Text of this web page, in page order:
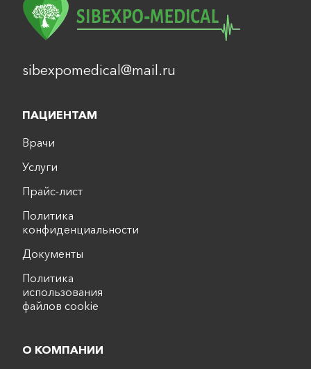
sibexpomedical@mail.ru
ПАЦИЕНТАМ
Врачи
Услуги
Прайс-лист
Политика
конфиденциальности
Документы
Политика
использования
файлов cookie
О КОМПАНИИ